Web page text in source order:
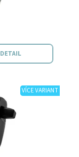
DETAIL
VÍCE VARIANT